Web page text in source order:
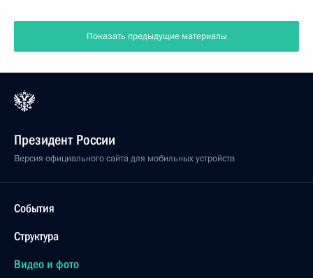
Показать предыдущие материалы
Президент России
Версия официального сайта для мобильных устройств
События
Структура
Видео и фото